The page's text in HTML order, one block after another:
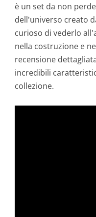
è un set da non
dell'universo creato
curioso di vederlo
nella costruzione e
recensione
incredibili
collezione.